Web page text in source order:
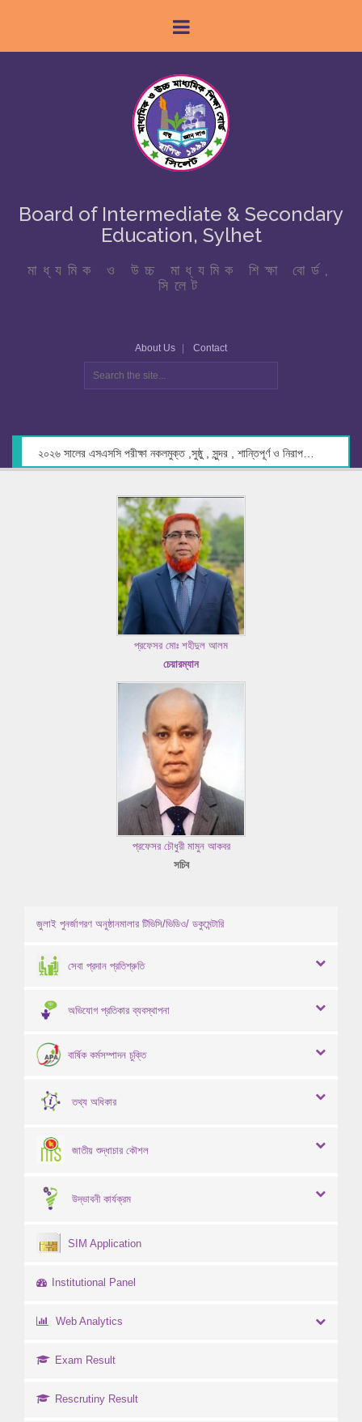
Board of Intermediate & Secondary
Education, Sylhet
মাধ্যমিক ও উচ্চ মাধ্যমিক শিক্ষা বোর্ড,
সিলেট
About Us Contact
প্রফেসর মোঃ শহীদুল আলম
চেয়ারম্যান
প্রফেসর চৌধুরী মামুন আকবর
সচিব
জুলাই পুনর্জাগরণ অনুষ্ঠানমালার টিভিসি/ভিডিও/ ডকুমেন্টারি
সেবা প্রদান প্রতিশ্রুতি
অভিযোগ প্রতিকার ব্যবস্থাপনা
বার্ষিক কর্মসম্পাদন চুক্তি
তথ্য অধিকার
জাতীয় শুদ্ধাচার কৌশল
উদ্ভাবনী কার্যক্রম
SIM Application
Institutional Panel
Web Analytics
Exam Result
Rescrutiny Result